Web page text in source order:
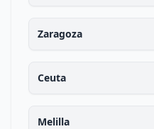
Zaragoza
Ceuta
Melilla